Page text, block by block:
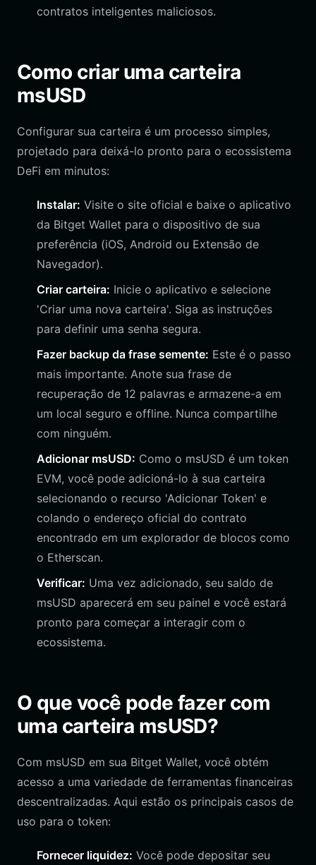
contratos inteligentes maliciosos.
Como criar uma carteira
msUSD
Configurar sua carteira é um processo simples,
projetado para deixá-lo pronto para o ecossistema
DeFi em minutos:
Instalar: Visite o site oficial e baixe o aplicativo
da Bitget Wallet para o dispositivo de sua
preferência (iOS, Android ou Extensão de
Navegador).
Criar carteira: Inicie o aplicativo e selecione
'Criar uma nova carteira'. Siga as instruções
para definir uma senha segura.
Fazer backup da frase semente: Este é o passo
mais importante. Anote sua frase de
recuperação de 12 palavras e armazene-a em
um local seguro e offline. Nunca compartilhe
com ninguém.
Adicionar msUSD: Como o msUSD é um token
EVM, você pode adicioná-lo à sua carteira
selecionando o recurso 'Adicionar Token' e
colando o endereço oficial do contrato
encontrado em um explorador de blocos como
o Etherscan.
Verificar: Uma vez adicionado, seu saldo de
msUSD aparecerá em seu painel e você estará
pronto para começar a interagir com o
ecossistema.
O que você pode fazer com
uma carteira msUSD?
Com msUSD em sua Bitget Wallet, você obtém
acesso a uma variedade de ferramentas financeiras
descentralizadas. Aqui estão os principais casos de
uso para o token:
Fornecer liquidez: Você pode depositar seu